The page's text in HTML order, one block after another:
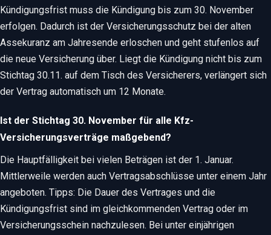
Kündigungsfrist muss die Kündigung bis zum 30. November
erfolgen. Dadurch ist der Versicherungsschutz bei der alten
Assekuranz am Jahresende erloschen und geht stufenlos auf
die neue Versicherung über. Liegt die Kündigung nicht bis zum
Stichtag 30.11. auf dem Tisch des Versicherers, verlängert sich
der Vertrag automatisch um 12 Monate.
Ist der Stichtag 30. November für alle Kfz-
Versicherungsverträge maßgebend?
Die Hauptfälligkeit bei vielen Beträgen ist der 1. Januar.
Mittlerweile werden auch Vertragsabschlüsse unter einem Jahr
angeboten. Tipps: Die Dauer des Vertrages und die
Kündigungsfrist sind im gleichkommenden Vertrag oder im
Versicherungsschein nachzulesen. Bei unter einjährigen